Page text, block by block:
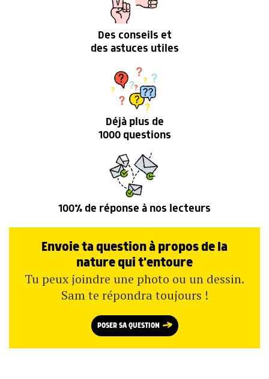
Des conseils et
des astuces utiles
Déjà plus de
1000 questions
100% de réponse à nos lecteurs
Envoie ta question à propos de la
nature qui t'entoure
Tu peux joindre une photo ou un dessin.
Sam te répondra toujours !
POSER SA QUESTION